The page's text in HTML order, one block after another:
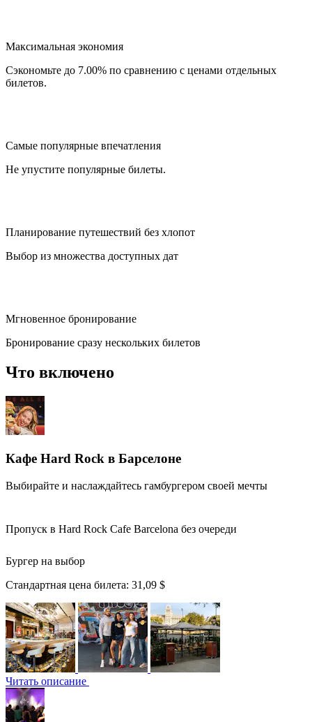
Максимальная экономия
Сэкономьте до 7.00% по сравнению с ценами отдельных
билетов.
Самые популярные впечатления
Не упустите популярные билеты.
Планирование путешествий без хлопот
Выбор из множества доступных дат
Мгновенное бронирование
Бронирование сразу нескольких билетов
Что включено
Кафе Hard Rock в Барселоне
Выбирайте и наслаждайтесь гамбургером своей мечты
Пропуск в Hard Rock Cafe Barcelona без очереди
Бургер на выбор
Стандартная цена билета: 31,09 $
Читать описание